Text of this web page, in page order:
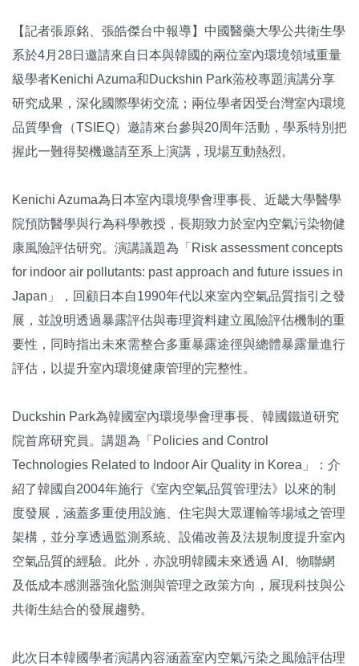
【記者張原銘、張皓傑台中報導】中國醫藥大學公共衛生學
系於4月28日邀請來自日本與韓國的兩位室內環境領域重量
級學者Kenichi Azuma和Duckshin Park蒞校專題演講分享
研究成果，深化國際學術交流；兩位學者因受台灣室內環境
品質學會（TSIEQ）邀請來台參與20周年活動，學系特別把
握此一難得契機邀請至系上演講，現場互動熱烈。
Kenichi Azuma為日本室內環境學會理事長、近畿大學醫學
院預防醫學與行為科學教授，長期致力於室內空氣污染物健
康風險評估研究。演講議題為「Risk assessment concepts
for indoor air pollutants: past approach and future issues in
Japan」，回顧日本自1990年代以來室內空氣品質指引之發
展，並說明透過暴露評估與毒理資料建立風險評估機制的重
要性，同時指出未來需整合多重暴露途徑與總體暴露量進行
評估，以提升室內環境健康管理的完整性。
Duckshin Park為韓國室內環境學會理事長、韓國鐵道研究
院首席研究員。講題為「Policies and Control
Technologies Related to Indoor Air Quality in Korea」：介
紹了韓國自2004年施行《室內空氣品質管理法》以來的制
度發展，涵蓋多重使用設施、住宅與大眾運輸等場域之管理
架構，並分享透過監測系統、設備改善及法規制度提升室內
空氣品質的經驗。此外，亦說明韓國未來透過 AI、物聯網
及低成本感測器強化監測與管理之政策方向，展現科技與公
共衛生結合的發展趨勢。
此次日本韓國學者演講內容涵蓋室內空氣污染之風險評估理